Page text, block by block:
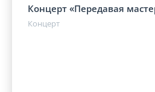
Концерт «Передавая
Концерт